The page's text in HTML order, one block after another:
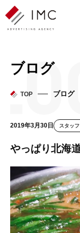
ブログ
TOP ブログ
2019年3月30日 スタッ
やっぱり北海